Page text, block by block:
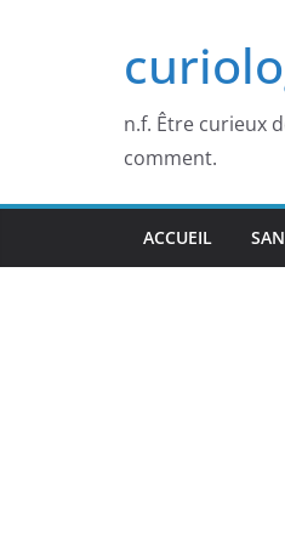
n.f. Être curieux
comment.
ACCUEIL